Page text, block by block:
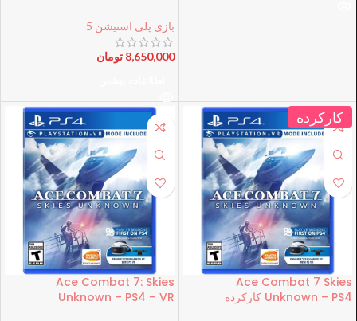
بازی پلی استیشن 5
8,650,000 تومان
کارکرده
Ace Combat 7 Skies
Unknown – PS4 کارکرده
Ace Combat 7: Skies
Unknown – PS4 – VR